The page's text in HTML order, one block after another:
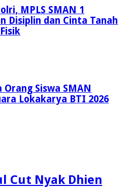
MPLS SMAN 1
Disiplin dan Cinta Tanah
Siswa SMAN
Lokakarya BTI 2026
Cut Nyak Dhien